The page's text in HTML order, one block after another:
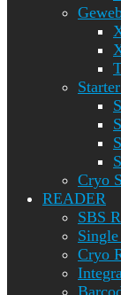
Cryo
READER
SBS
Cryo